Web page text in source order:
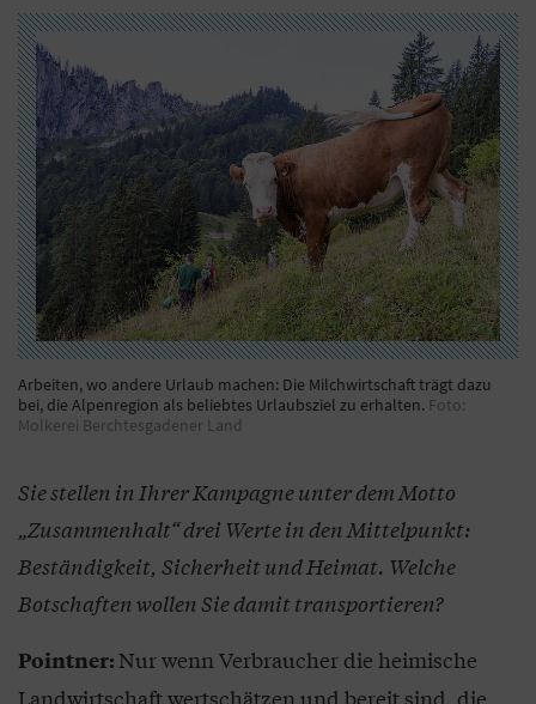
Arbeiten, wo andere Urlaub machen: Die Milchwirtschaft trägt dazu
bei, die Alpenregion als beliebtes Urlaubsziel zu erhalten. Foto:
Molkerei Berchtesgadener Land
Sie stellen in Ihrer Kampagne unter dem Motto
„Zusammenhalt“ drei Werte in den Mittelpunkt:
Beständigkeit, Sicherheit und Heimat. Welche
Botschaften wollen Sie damit transportieren?
Pointner:Nur wenn Verbraucher die heimische
Landwirtschaft wertschätzen und bereit sind, die